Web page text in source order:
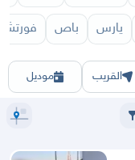
يارس باص
تبوك القصيمحائل أبها الباحة
القريب موديل
ربع 2027